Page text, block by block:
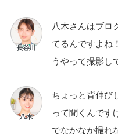
八木さんはブロ
てるんですよね
うやって撮影し
ちょっと背伸び
って聞くんです
でなかなか撮れ